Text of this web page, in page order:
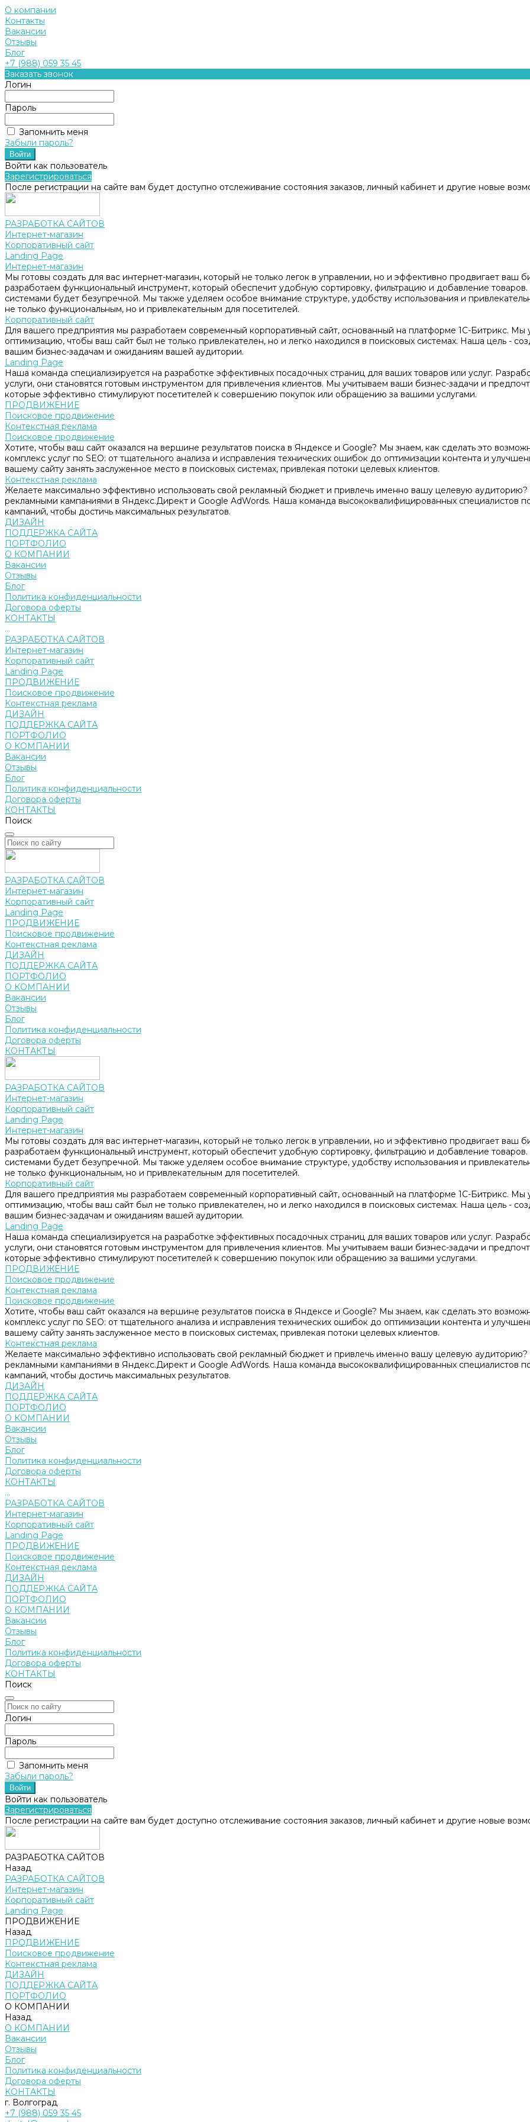
О компании
Контакты
Вакансии
Отзывы
Блог
+7 (988) 059 35 45
Заказать звонок
Логин
Пароль
Запомнить меня
Забыли пароль?
Войти как пользователь
Зарегистрироваться
После регистрации на сайте вам будет доступно отслеживание состояния заказов, личный кабинет и другие новые
РАЗРАБОТКА САЙТОВ
Интернет-магазин
Корпоративный сайт
Landing Page
Интернет-магазин
Мы готовы создать для вас интернет-магазин, который не только легок в управлении, но и эффективно продвигает ваш
разработаем функциональный инструмент, который обеспечит удобную сортировку, фильтрацию и добавление
системами будет безупречной. Мы также уделяем особое внимание структуре, удобству использования и
не только функциональным, но и привлекательным для посетителей.
Корпоративный сайт
Для вашего предприятия мы разработаем современный корпоративный сайт, основанный на платформе 1С-Битрикс. Мы
оптимизацию, чтобы ваш сайт был не только привлекателен, но и легко находился в поисковых системах. Наша цель -
вашим бизнес-задачам и ожиданиям вашей аудитории.
Landing Page
Наша команда специализируется на разработке эффективных посадочных страниц для ваших товаров или услуг.
услуги, они становятся готовым инструментом для привлечения клиентов. Мы учитываем ваши бизнес-задачи и
которые эффективно стимулируют посетителей к совершению покупок или обращению за вашими услугами.
ПРОДВИЖЕНИЕ
Поисковое продвижение
Контекстная реклама
Поисковое продвижение
Хотите, чтобы ваш сайт оказался на вершине результатов поиска в Яндексе и Google? Мы знаем, как сделать это
комплекс услуг по SEO: от тщательного анализа и исправления технических ошибок до оптимизации контента и
вашему сайту занять заслуженное место в поисковых системах, привлекая потоки целевых клиентов.
Контекстная реклама
Желаете максимально эффективно использовать свой рекламный бюджет и привлечь именно вашу целевую
рекламными кампаниями в Яндекс.Директ и Google AdWords. Наша команда высококвалифицированных специалистов
кампаний, чтобы достичь максимальных результатов.
ДИЗАЙН
ПОДДЕРЖКА САЙТА
ПОРТФОЛИО
О КОМПАНИИ
Вакансии
Отзывы
Блог
Политика конфиденциальности
Договора оферты
КОНТАКТЫ
...
РАЗРАБОТКА САЙТОВ
Интернет-магазин
Корпоративный сайт
Landing Page
ПРОДВИЖЕНИЕ
Поисковое продвижение
Контекстная реклама
ДИЗАЙН
ПОДДЕРЖКА САЙТА
ПОРТФОЛИО
О КОМПАНИИ
Вакансии
Отзывы
Блог
Политика конфиденциальности
Договора оферты
КОНТАКТЫ
Поиск
РАЗРАБОТКА САЙТОВ
Интернет-магазин
Корпоративный сайт
Landing Page
ПРОДВИЖЕНИЕ
Поисковое продвижение
Контекстная реклама
ДИЗАЙН
ПОДДЕРЖКА САЙТА
ПОРТФОЛИО
О КОМПАНИИ
Вакансии
Отзывы
Блог
Политика конфиденциальности
Договора оферты
КОНТАКТЫ
РАЗРАБОТКА САЙТОВ
Интернет-магазин
Корпоративный сайт
Landing Page
Интернет-магазин
Мы готовы создать для вас интернет-магазин, который не только легок в управлении, но и эффективно продвигает ваш
разработаем функциональный инструмент, который обеспечит удобную сортировку, фильтрацию и добавление
системами будет безупречной. Мы также уделяем особое внимание структуре, удобству использования и
не только функциональным, но и привлекательным для посетителей.
Корпоративный сайт
Для вашего предприятия мы разработаем современный корпоративный сайт, основанный на платформе 1С-Битрикс. Мы
оптимизацию, чтобы ваш сайт был не только привлекателен, но и легко находился в поисковых системах. Наша цель -
вашим бизнес-задачам и ожиданиям вашей аудитории.
Landing Page
Наша команда специализируется на разработке эффективных посадочных страниц для ваших товаров или услуг.
услуги, они становятся готовым инструментом для привлечения клиентов. Мы учитываем ваши бизнес-задачи и
которые эффективно стимулируют посетителей к совершению покупок или обращению за вашими услугами.
ПРОДВИЖЕНИЕ
Поисковое продвижение
Контекстная реклама
Поисковое продвижение
Хотите, чтобы ваш сайт оказался на вершине результатов поиска в Яндексе и Google? Мы знаем, как сделать это
комплекс услуг по SEO: от тщательного анализа и исправления технических ошибок до оптимизации контента и
вашему сайту занять заслуженное место в поисковых системах, привлекая потоки целевых клиентов.
Контекстная реклама
Желаете максимально эффективно использовать свой рекламный бюджет и привлечь именно вашу целевую
рекламными кампаниями в Яндекс.Директ и Google AdWords. Наша команда высококвалифицированных специалистов
кампаний, чтобы достичь максимальных результатов.
ДИЗАЙН
ПОДДЕРЖКА САЙТА
ПОРТФОЛИО
О КОМПАНИИ
Вакансии
Отзывы
Блог
Политика конфиденциальности
Договора оферты
КОНТАКТЫ
...
РАЗРАБОТКА САЙТОВ
Интернет-магазин
Корпоративный сайт
Landing Page
ПРОДВИЖЕНИЕ
Поисковое продвижение
Контекстная реклама
ДИЗАЙН
ПОДДЕРЖКА САЙТА
ПОРТФОЛИО
О КОМПАНИИ
Вакансии
Отзывы
Блог
Политика конфиденциальности
Договора оферты
КОНТАКТЫ
Поиск
Логин
Пароль
Запомнить меня
Забыли пароль?
Войти как пользователь
Зарегистрироваться
После регистрации на сайте вам будет доступно отслеживание состояния заказов, личный кабинет и другие новые
РАЗРАБОТКА САЙТОВ
Назад
РАЗРАБОТКА САЙТОВ
Интернет-магазин
Корпоративный сайт
Landing Page
ПРОДВИЖЕНИЕ
Назад
ПРОДВИЖЕНИЕ
Поисковое продвижение
Контекстная реклама
ДИЗАЙН
ПОДДЕРЖКА САЙТА
ПОРТФОЛИО
О КОМПАНИИ
Назад
О КОМПАНИИ
Вакансии
Отзывы
Блог
Политика конфиденциальности
Договора оферты
КОНТАКТЫ
г. Волгоград
+7 (988) 059 35 45